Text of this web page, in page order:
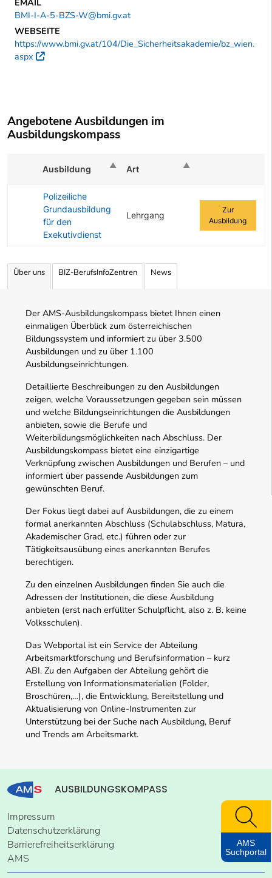
BMI-I-A-5-BZS-W@bmi.gv.at
WEBSEITE
https://www.bmi.gv.at/104/Die_Sicherheitsakademie/bz_wien.
aspx
Externer Link
Angebotene Ausbildungen im
Ausbildungskompass
Ausbildung Art
Polizeiliche
Grundausbildung
für den
Exekutivdienst
Lehrgang
Zur
Ausbildung
Über uns BIZ-BerufsInfoZentren News
Der AMS-Ausbildungskompass bietet Ihnen einen
einmaligen Überblick zum österreichischen
Bildungssystem und informiert zu über 3.500
Ausbildungen und zu über 1.100
Ausbildungseinrichtungen.
Detaillierte Beschreibungen zu den Ausbildungen
zeigen, welche Voraussetzungen gegeben sein müssen
und welche Bildungseinrichtungen die Ausbildungen
anbieten, sowie die Berufe und
Weiterbildungsmöglichkeiten nach Abschluss. Der
Ausbildungskompass bietet eine einzigartige
Verknüpfung zwischen Ausbildungen und Berufen – und
informiert über passende Ausbildungen zum
gewünschten Beruf.
Der Fokus liegt dabei auf Ausbildungen, die zu einem
formal anerkannten Abschluss (Schulabschluss, Matura,
Akademischer Grad, etc.) führen oder zur
Tätigkeitsausübung eines anerkannten Berufes
berechtigen.
Zu den einzelnen Ausbildungen finden Sie auch die
Adressen der Institutionen, die diese Ausbildung
anbieten (erst nach erfüllter Schulpflicht, also z. B. keine
Volksschulen).
Das Webportal ist ein Service der Abteilung
Arbeitsmarktforschung und Berufsinformation – kurz
ABI. Zu den Aufgaben der Abteilung gehört die
Erstellung von Informationsmaterialien (Folder,
Broschüren,…), die Entwicklung, Bereitstellung und
Aktualisierung von Online-Instrumenten zur
Unterstützung bei der Suche nach Ausbildung, Beruf
und Trends am Arbeitsmarkt.
AUSBILDUNGSKOMPASS
Impressum
Datenschutzerklärung
Barrierefreiheitserklärung
AMS
AMS
Suchportal